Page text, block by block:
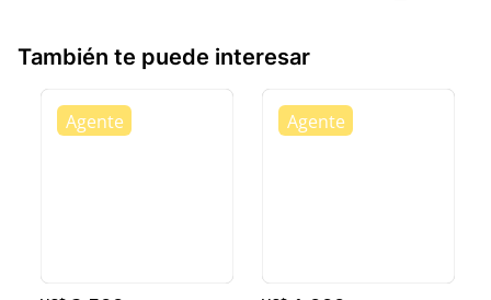
También te puede interesar